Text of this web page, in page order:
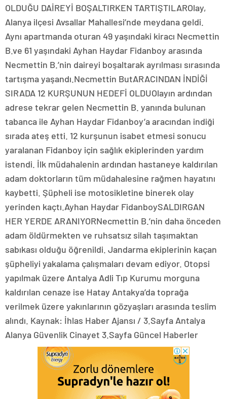
OLDUĞU DAİREYİ BOŞALTIRKEN TARTIŞTILAROlay,
Alanya ilçesi Avsallar Mahallesi’nde meydana geldi.
Aynı apartmanda oturan 49 yaşındaki kiracı Necmettin
B.ve 61 yaşındaki Ayhan Haydar Fidanboy arasında
Necmettin B.’nin daireyi boşaltarak ayrılması sırasında
tartışma yaşandı.Necmettin ButARACINDAN İNDİĞİ
SIRADA 12 KURŞUNUN HEDEFİ OLDUOlayın ardından
adrese tekrar gelen Necmettin B. yanında bulunan
tabanca ile Ayhan Haydar Fidanboy’a aracından indiği
sırada ateş etti. 12 kurşunun isabet etmesi sonucu
yaralanan Fidanboy için sağlık ekiplerinden yardım
istendi. İlk müdahalenin ardından hastaneye kaldırılan
adam doktorların tüm müdahalesine rağmen hayatını
kaybetti. Şüpheli ise motosikletine binerek olay
yerinden kaçtı.Ayhan Haydar FidanboySALDIRGAN
HER YERDE ARANIYORNecmettin B.’nin daha önceden
adam öldürmekten ve ruhsatsız silah taşımaktan
sabıkası olduğu öğrenildi. Jandarma ekiplerinin kaçan
şüpheliyi yakalama çalışmaları devam ediyor. Otopsi
yapılmak üzere Antalya Adli Tıp Kurumu morguna
kaldırılan cenaze ise Hatay Antakya’da toprağa
verilmek üzere yakınlarının gözyaşları arasında teslim
alındı. Kaynak: İhlas Haber Ajansı / 3.Sayfa Antalya
Alanya Güvenlik Cinayet 3.Sayfa Güncel Haberler